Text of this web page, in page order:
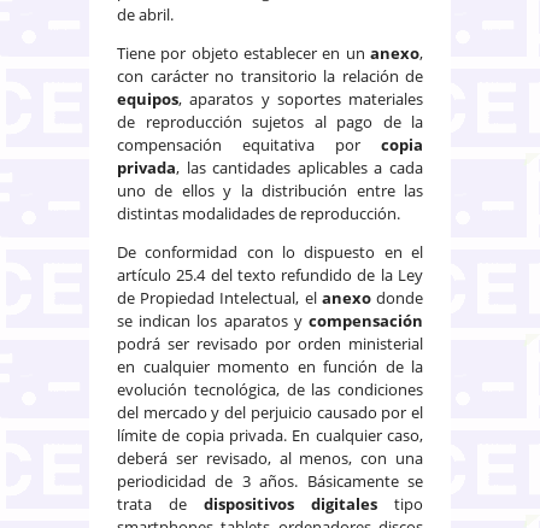
de abril.
Tiene por objeto establecer en un anexo,
con carácter no transitorio la relación de
equipos, aparatos y soportes materiales
de reproducción sujetos al pago de la
compensación equitativa por copia
privada, las cantidades aplicables a cada
uno de ellos y la distribución entre las
distintas modalidades de reproducción.
De conformidad con lo dispuesto en el
artículo 25.4 del texto refundido de la Ley
de Propiedad Intelectual, el anexodonde
se indican los aparatos y compensación
podrá ser revisado por orden ministerial
en cualquier momento en función de la
evolución tecnológica, de las condiciones
del mercado y del perjuicio causado por el
límite de copia privada. En cualquier caso,
deberá ser revisado, al menos, con una
periodicidad de 3 años. Básicamente se
trata de dispositivos digitales tipo